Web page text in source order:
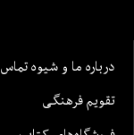
درباره ما و شیوه تماس
تقویم فرهنگی